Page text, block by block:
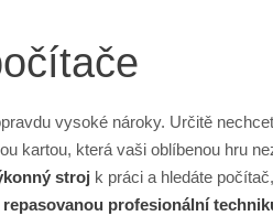
vysoké nároky. Určitě
kartou, která vaši oblíbenou hru
stroj k práci a hledáte
repasovanou profesionální